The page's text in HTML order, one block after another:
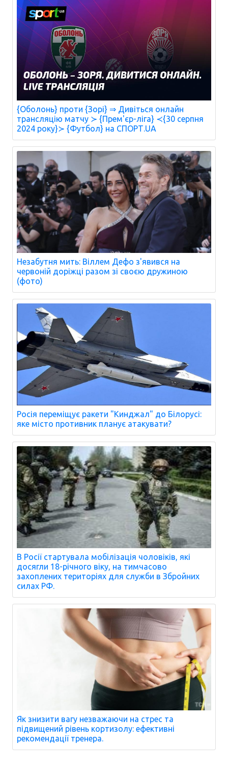
{Оболонь} проти {Зорі} ⇒ Дивіться онлайн
трансляцію матчу ≻ {Прем'єр-ліга} ≺{30 серпня
2024 року}≻ {Футбол} на СПОРТ.UA
Незабутня мить: Віллем Дефо з'явився на
червоній доріжці разом зі своєю дружиною
(фото)
Росія переміщує ракети "Кинджал" до Білорусі:
яке місто противник планує атакувати?
В Росії стартувала мобілізація чоловіків, які
досягли 18-річного віку, на тимчасово
захоплених територіях для служби в Збройних
силах РФ.
Як знизити вагу незважаючи на стрес та
підвищений рівень кортизолу: ефективні
рекомендації тренера.